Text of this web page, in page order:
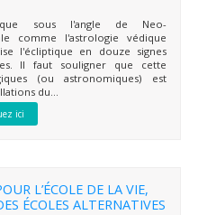
sous l'angle de Neo-
comme l'astrologie védique
l'écliptique en douze signes
Il faut souligner que cette
(ou astronomiques) est
du...
ici
L’ÉCOLE DE LA VIE,
ÉCOLES ALTERNATIVES